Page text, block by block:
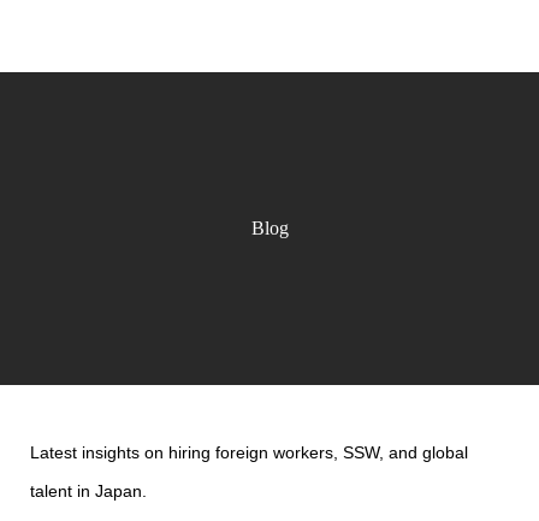
Blog
Latest insights on hiring foreign workers, SSW, and global
talent in Japan.